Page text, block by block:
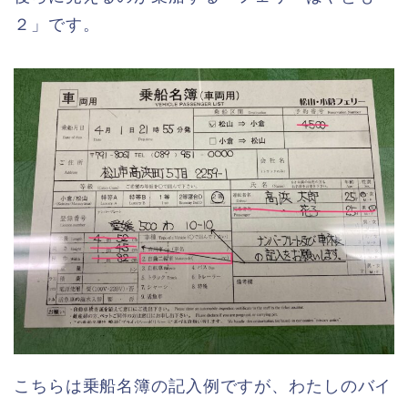
２」です。
こちらは乗船名簿の記入例ですが、わたしのバイ